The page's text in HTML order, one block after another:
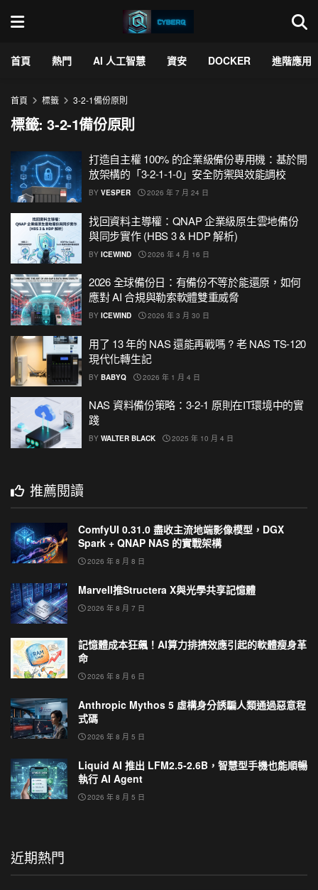
首頁 熱門 AI 人工智慧 資安 DOCKER 進階應用
首頁 標籤 3-2-1備份原則
標籤:3-2-1備份原則
打造自主權 100% 的企業級備份專用機：基於開
放架構的「3-2-1-1-0」安全防禦與效能調校
BY VESPER 2026 年 7 月 24 日
找回資料主導權：QNAP 企業級原生雲地備份
與同步實作 (HBS 3 & HDP 解析)
BY ICEWIND 2026 年 4 月 16 日
2026 全球備份日：有備份不等於能還原，如何
應對 AI 合規與勒索軟體雙重威脅
BY ICEWIND 2026 年 3 月 30 日
用了 13 年的 NAS 還能再戰嗎 ? 老 NAS TS-120
現代化轉生記
BY BABYQ 2026 年 1 月 4 日
NAS 資料備份策略：3-2-1 原則在IT環境中的實
踐
BY WALTER BLACK 2025 年 10 月 4 日
推薦閱讀
ComfyUI 0.31.0 盡收主流地端影像模型，DGX
Spark + QNAP NAS 的實戰架構
2026 年 8 月 8 日
Marvell推Structera X與光學共享記憶體
2026 年 8 月 7 日
記憶體成本狂飆！AI算力排擠效應引起的軟體瘦身革
命
2026 年 8 月 6 日
Anthropic Mythos 5 虛構身分誘騙人類通過惡意程
式碼
2026 年 8 月 5 日
Liquid AI 推出 LFM2.5-2.6B，智慧型手機也能順暢
執行 AI Agent
2026 年 8 月 5 日
近期熱門